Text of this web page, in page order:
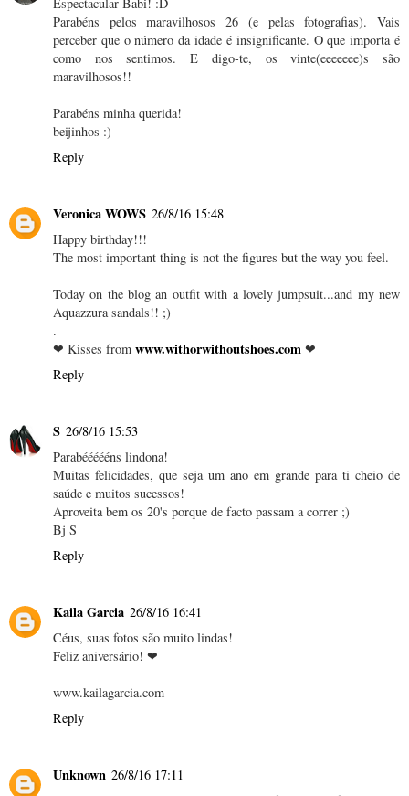
Parabéns pelos maravilhosos 26 (e pelas fotografias). Vais
perceber que o número da idade é insignificante. O que importa é
como nos sentimos. E digo-te, os vinte(eeeeeee)s são
maravilhosos!!
Parabéns minha querida!
beijinhos :)
Reply
Veronica WOWS 26/8/16 15:48
Happy birthday!!!
The most important thing is not the figures but the way you feel.
Today on the blog an outfit with a lovely jumpsuit...and my new
Aquazzura sandals!! ;)
.
❤ Kisses from www.withorwithoutshoes.com ❤
Reply
S 26/8/16 15:53
Parabéééééns lindona!
Muitas felicidades, que seja um ano em grande para ti cheio de
saúde e muitos sucessos!
Aproveita bem os 20's porque de facto passam a correr ;)
Bj S
Reply
Kaila Garcia 26/8/16 16:41
Céus, suas fotos são muito lindas!
Feliz aniversário! ❤
www.kailagarcia.com
Reply
Unknown 26/8/16 17:11